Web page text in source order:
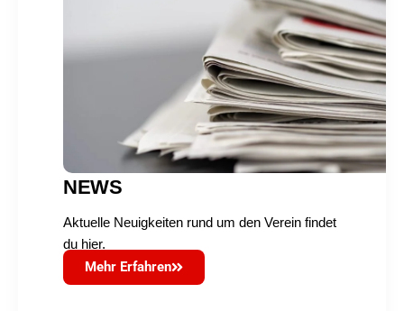
NEWS
Aktuelle Neuigkeiten rund um den Verein findet
du hier.
Mehr Erfahren